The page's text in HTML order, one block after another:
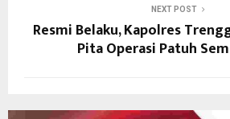
NEXT POST
Resmi Belaku, Kapolres
Pita Operasi Patuh